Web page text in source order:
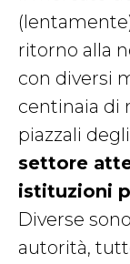
ritorno alla
con diversi
centinaia di
piazzali
settore
istituzioni
Diverse
autorità,